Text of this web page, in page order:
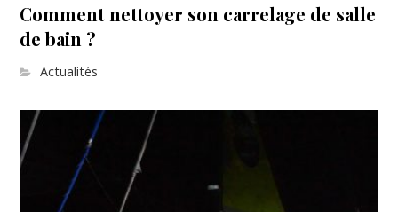
Comment nettoyer son carrelage de salle
de bain ?
Actualités